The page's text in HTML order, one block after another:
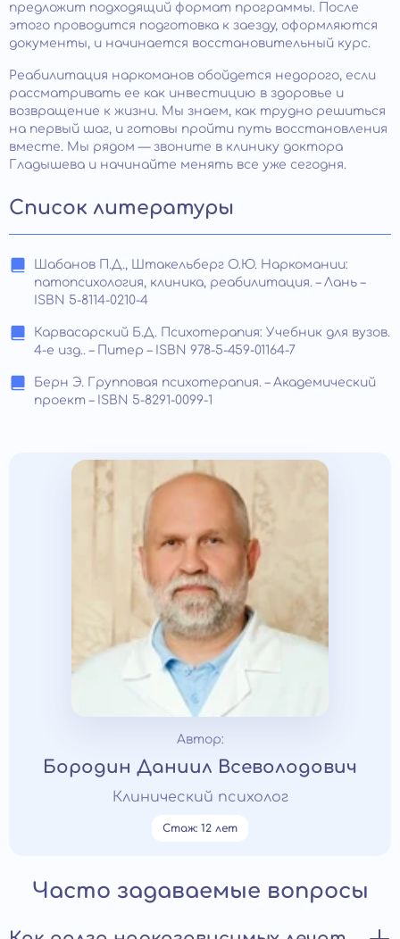
предложит подходящий формат программы. После
этого проводится подготовка к заезду, оформляются
документы, и начинается восстановительный курс.
Реабилитация наркоманов обойдется недорого, если
рассматривать ее как инвестицию в здоровье и
возвращение к жизни. Мы знаем, как трудно решиться
на первый шаг, и готовы пройти путь восстановления
вместе. Мы рядом — звоните в клинику доктора
Гладышева и начинайте менять все уже сегодня.
Список литературы
Шабанов П.Д., Штакельберг О.Ю. Наркомании:
патопсихология, клиника, реабилитация. – Лань –
ISBN 5-8114-0210-4
Карвасарский Б.Д. Психотерапия: Учебник для вузов.
4-е изд.. – Питер – ISBN 978-5-459-01164-7
Берн Э. Групповая психотерапия. – Академический
проект – ISBN 5-8291-0099-1
Автор:
Бородин Даниил Всеволодович
Клинический психолог
Стаж: 12 лет
Часто задаваемые вопросы